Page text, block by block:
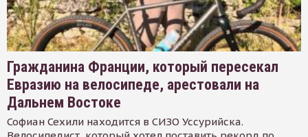
Гражданина Франции, который пересекал
Евразию на велосипеде, арестовали на
Дальнем Востоке
Софиан Сехили находится в СИЗО Уссурийска.